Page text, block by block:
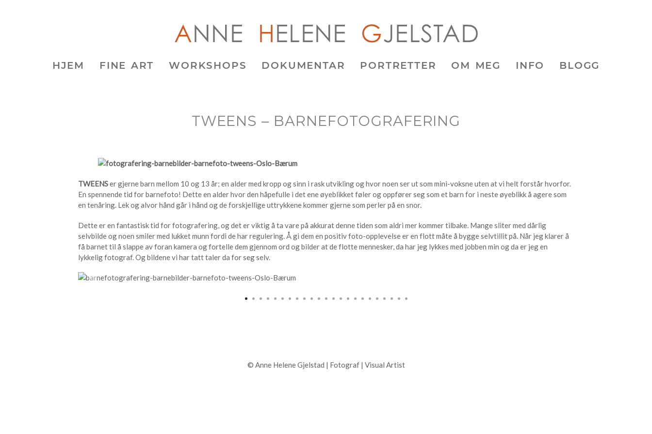
HJEM FINE ART WORKSHOPS DOKUMENTAR PORTRETTER OM MEG INFO BLOGG
TWEENS – BARNEFOTOGRAFERING
TWEENSer gjerne barn mellom 10 og 13 år; en alder med kropp og sinn i rask utvikling og hvor noen ser ut som mini-voksne uten at vi helt forstår hvorfor.
En spennende tid for barnefoto! Dette en alder hvor den håpefulle i det ene øyeblikket føler og oppfører seg som et barn for i neste øyeblikk å agere som
en tenåring. Lek og alvor hånd går i hånd og de forskjellige uttrykkene kommer gjerne som perler på en snor.
Dette er en fantastisk tid for fotografering, og det er viktig å ta vare på akkurat denne tiden som aldri mer kommer tilbake. Mange sliter med dårlig
selvbilde og noen smiler med lukket munn fordi de har regulering. Å gi dem en positiv foto-opplevelse er en flott måte å bygge selvtillit på. Når jeg klarer å
få barnet til å slappe av foran kamera og fortelle dem gjennom ord og bilder at de flotte mennesker, da har jeg lykkes med jobben min og da er jeg en
lykkelig fotograf. Og bildene vi har tatt taler da for seg selv.
© Anne Helene Gjelstad | Fotograf | Visual Artist